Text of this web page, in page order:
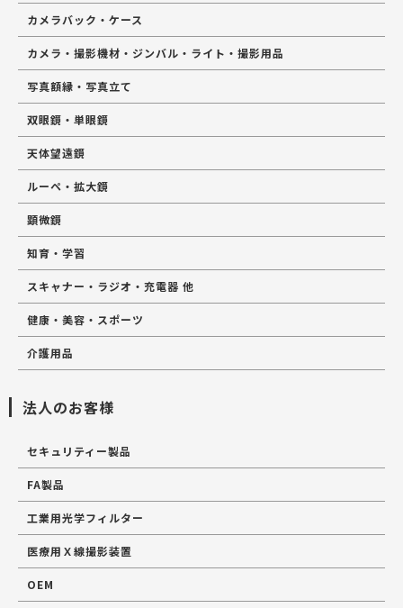
カメラバック・ケース
カメラ・撮影機材・ジンバル・ライト・撮影用品
写真額縁・写真立て
双眼鏡・単眼鏡
天体望遠鏡
ルーペ・拡大鏡
顕微鏡
知育・学習
スキャナー・ラジオ・充電器 他
健康・美容・スポーツ
介護用品
法人のお客様
セキュリティー製品
FA製品
工業用光学フィルター
医療用Ｘ線撮影装置
OEM